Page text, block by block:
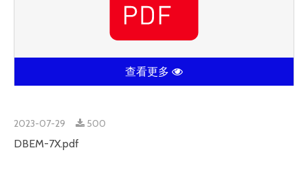
查看更多
2023-07-29 500
DBEM-7X.pdf